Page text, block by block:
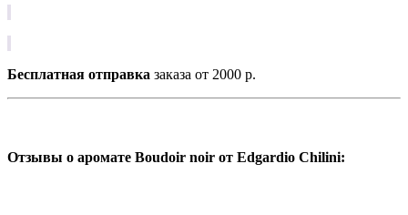
Бесплатная отправка заказа от 2000 р.
Отзывы о аромате Boudoir noir от Edgardio Chilini: